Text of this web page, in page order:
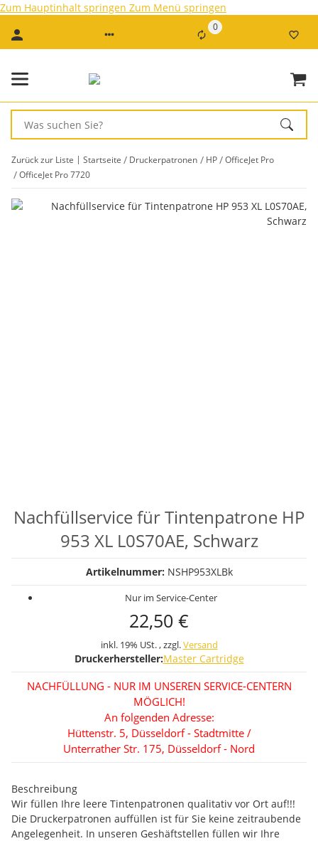
Zum Hauptinhalt springen Zum Menü springen
0
Zurück zur Liste Startseite Druckerpatronen HP
OfficeJet Pro
OfficeJet Pro 7720
Nachfüllservice für Tintenpatrone HP
953 XL L0S70AE, Schwarz
Artikelnummer: NSHP953XLBk
Nur im Service-Center
22,50 €
inkl. 19% USt. , zzgl.Versand
Druckerhersteller:Master Cartridge
NACHFÜLLUNG - NUR IM UNSEREN SERVICE-CENTERN
MÖGLICH!
An folgenden Adresse:
Hüttenstr. 5, Düsseldorf - Stadtmitte /
Unterrather Str. 175, Düsseldorf - Nord
Beschreibung
Wir füllen Ihre leere Tintenpatronen qualitativ vor Ort auf!!!
Die Druckerpatronen auffüllen ist für Sie keine zeitraubende
Angelegenheit. In unseren Geshäftstellen füllen wir Ihre